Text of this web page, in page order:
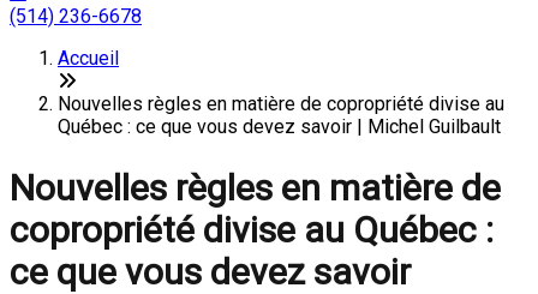
(514) 236-6678
Accueil
Nouvelles règles en matière de copropriété divise au
Québec : ce que vous devez savoir | Michel Guilbault
Nouvelles règles en matière de
copropriété divise au Québec :
ce que vous devez savoir